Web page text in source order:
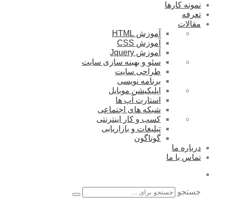
نمونه کارها
تعرفه
مقالات
آموزش HTML
آموزش CSS
آموزش Jquery
سئو و بهینه سازی سایت
طراحی سایت
برنامه نویسی
اپلیکیشن موبایل
استارت آپ ها
شبکه های اجتماعی
کسب و کار اینترنتی
تبلیغات و بازاریابی
گوناگون
درباره ما
تماس با ما
جستجو